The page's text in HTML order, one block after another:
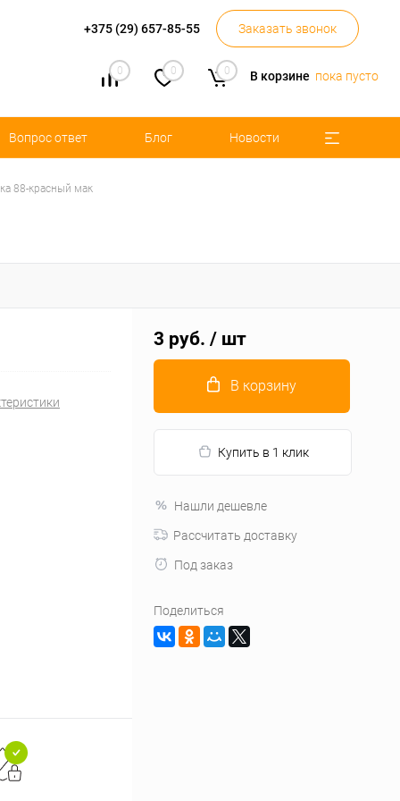
+375 (29) 657-85-55 Заказать звонок
0 0 0 В корзине пока пусто
Вопрос ответ Блог Новости
88-красный мак
3 руб. / шт
В корзину
Купить в 1 клик
Нашли дешевле
Рассчитать доставку
Под заказ
Поделиться